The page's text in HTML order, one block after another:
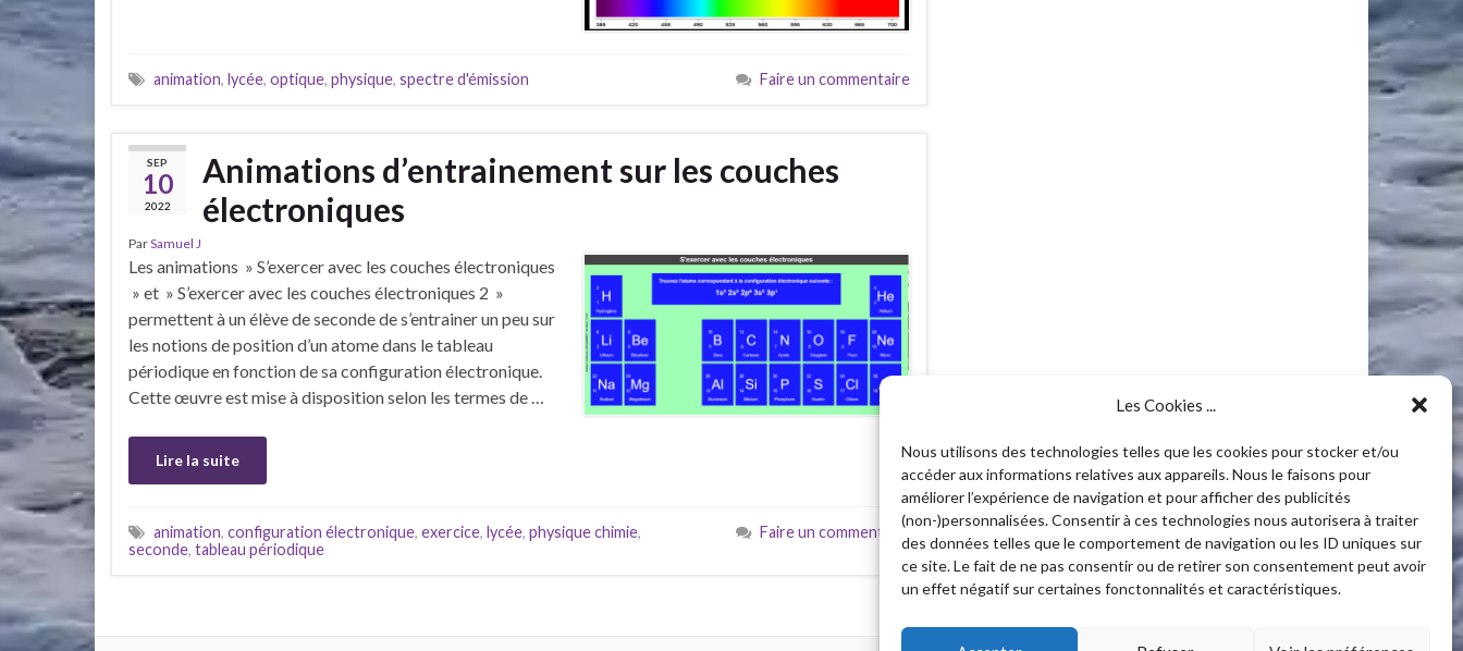
Les Cookies ...
Nous utilisons des technologies telles que les cookies pour stocker et/ou
accéder aux informations relatives aux appareils. Nous le faisons pour
améliorer l’expérience de navigation et pour afficher des publicités
(non-)personnalisées. Consentir à ces technologies nous autorisera à traiter
des données telles que le comportement de navigation ou les ID uniques sur
ce site. Le fait de ne pas consentir ou de retirer son consentement peut avoir
un effet négatif sur certaines fonctonnalités et caractéristiques.
animation, lycée, optique, physique, spectre d'émission Faire un commentaire
SEP
10
2022
Animations d’entrainement sur les couches
électroniques
ParSamuel J
Les animations » S’exercer avec les couches électroniques
» et » S’exercer avec les couches électroniques 2 »
permettent à un élève de seconde de s’entrainer un peu sur
les notions de position d’un atome dans le tableau
périodique en fonction de sa configuration électronique.
Cette œuvre est mise à disposition selon les termes de …
Lire la suite
animation, configuration électronique, exercice, lycée, physique chimie,
seconde, tableau périodique
Faire un commentaire